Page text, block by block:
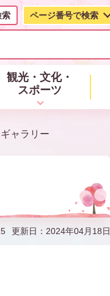
索 ページ番号で検索
観光・文化・
スポーツ
ャラリー
更新日：2024年04月18日